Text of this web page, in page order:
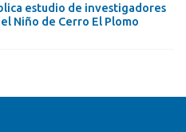
estudio de investigadores
Niño de Cerro El Plomo